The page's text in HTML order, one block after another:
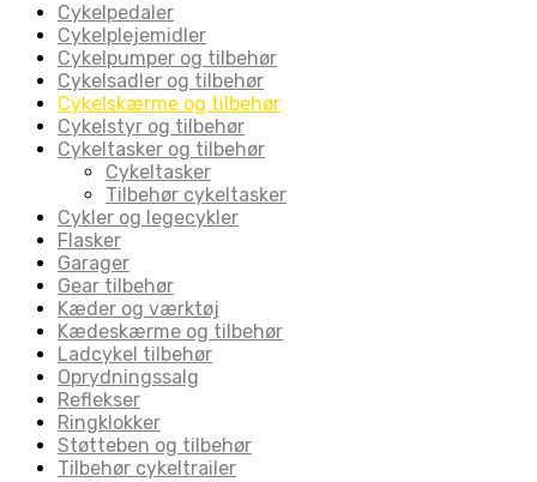
Cykelpedaler
Cykelplejemidler
Cykelpumper og tilbehør
Cykelsadler og tilbehør
Cykelskærme og tilbehør
Cykelstyr og tilbehør
Cykeltasker og tilbehør
Cykeltasker
Tilbehør cykeltasker
Cykler og legecykler
Flasker
Garager
Gear tilbehør
Kæder og værktøj
Kædeskærme og tilbehør
Ladcykel tilbehør
Oprydningssalg
Reflekser
Ringklokker
Støtteben og tilbehør
Tilbehør cykeltrailer